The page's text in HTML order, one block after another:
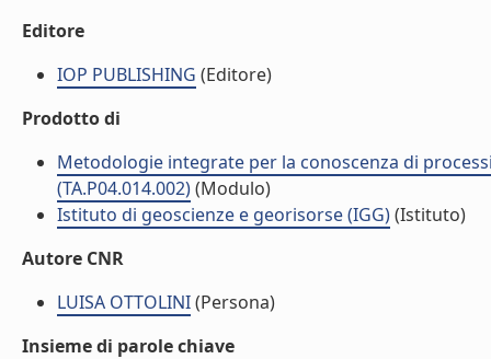
Editore
IOP PUBLISHING (Editore)
Prodotto di
Metodologie integrate per la conoscenza di
(TA.P04.014.002)(Modulo)
Istituto di geoscienze e georisorse (IGG)(Istituto)
Autore CNR
LUISA OTTOLINI(Persona)
Insieme di parole chiave